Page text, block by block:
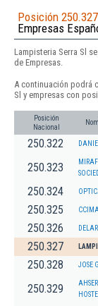
Posición 250.327
Empresas
Lampisteria Serra Sl
de Empresas.
A continuación podrá
Sl y empresas con
Posición
Nacional
250.322
250.323
250.324
250.325
250.326
250.327
250.328 JOSE
250.329